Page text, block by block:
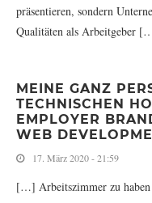
präsentieren, sondern
Qualitäten als Arbeitgeber
MEINE GANZ
TECHNISCHEN
EMPLOYER
WEB
17. März 2020 - 21:59
[…] Arbeitszimmer zu haben